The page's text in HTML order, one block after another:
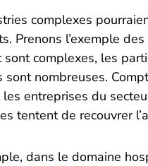
complexes
Prenons l’exemple
sont complexes, les
sont nombreuses.
les entreprises du
tentent de recouvrer
dans le domaine